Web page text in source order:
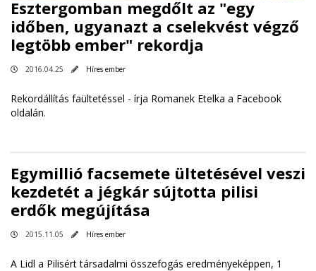
Esztergomban megdőlt az "egy
időben, ugyanazt a cselekvést végző
legtöbb ember" rekordja
2016.04.25 Híres ember
Rekordállítás faültetéssel - írja Romanek Etelka a Facebook
oldalán.
Egymillió facsemete ültetésével veszi
kezdetét a jégkár sújtotta pilisi
erdők megújítása
2015.11.05 Híres ember
A Lidl a Pilisért társadalmi összefogás eredményeképpen, 1